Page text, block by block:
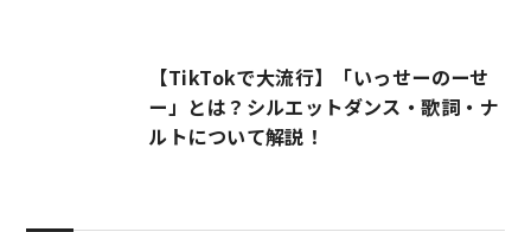
【TikTokで大流行】「いっせーのーせ
ー」とは？シルエットダンス・歌詞・ナ
ルトについて解説！